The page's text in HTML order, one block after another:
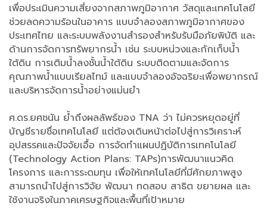
เพื่อประเมินความเสี่ยงจากสภาพภูมิอากาศ วัสดุและเทคโนโลยี
ช่วยลดความร้อนในอาคาร แบบจำลองสภาพภูมิอากาศของ
ประเทศไทย และระบบพลังงานสำรองสำหรับรับมือภัยพิบัติ และ
ด้านการจัดการทรัพยากรน้ำ เช่น ระบบหน่วงและกักเก็บน้ำ
ใต้ดิน การเติมน้ำลงชั้นน้ำใต้ดิน ระบบติดตามและจัดการ
คุณภาพน้ำแบบเรียลไทม์ และแบบจำลองอัจฉริยะเพื่อพยากรณ์
และบริหารจัดการน้ำอย่างแม่นยำ
ศ.ดร.ยศชนัน ย้ำถึงผลลัพธ์ของ TNA ว่า ไม่ควรหยุดอยู่ที่
บัญชีรายชื่อเทคโนโลยี แต่ต้องเดินหน้าต่อไปสู่การวิเคราะห์
อุปสรรคและปัจจัยเอื้อ การจัดทำแผนปฏิบัติการเทคโนโลยี
(Technology Action Plans: TAPs)การพัฒนาแนวคิด
โครงการ และการระดมทุน เพื่อให้เทคโนโลยีที่มีศักยภาพสูง
สามารถนำไปสู่การวิจัย พัฒนา ทดสอบ สาธิต ขยายผล และ
ใช้งานจริงในภาคเศรษฐกิจและพื้นที่เป้าหมาย